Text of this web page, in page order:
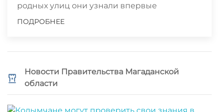
родных улиц они узнали впервые
ПОДРОБНЕЕ
Новости Правительства Магаданской
области